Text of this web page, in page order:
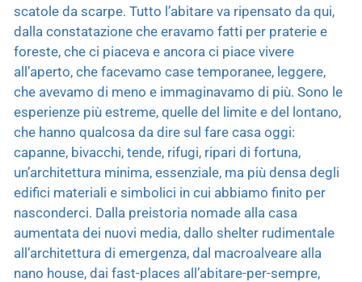
scatole da scarpe. Tutto l’abitare va ripensato da qui,
dalla constatazione che eravamo fatti per praterie e
foreste, che ci piaceva e ancora ci piace vivere
all’aperto, che facevamo case temporanee, leggere,
che avevamo di meno e immaginavamo di più. Sono le
esperienze più estreme, quelle del limite e del lontano,
che hanno qualcosa da dire sul fare casa oggi:
capanne, bivacchi, tende, rifugi, ripari di fortuna,
un’architettura minima, essenziale, ma più densa degli
edifici materiali e simbolici in cui abbiamo finito per
nasconderci. Dalla preistoria nomade alla casa
aumentata dei nuovi media, dallo shelter rudimentale
all’architettura di emergenza, dal macroalveare alla
nano house, dai fast-places all’abitare-per-sempre,